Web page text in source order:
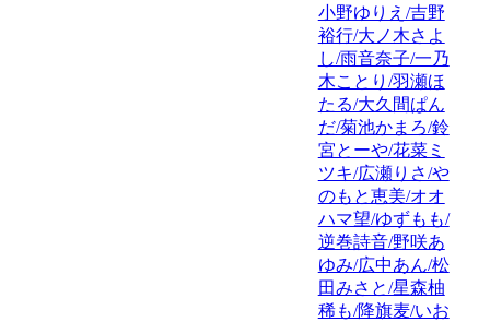
小野ゆりえ/吉野
裕行/大ノ木さよ
し/雨音奈子/一乃
木ことり/羽瀬ほ
たる/大久間ぱん
だ/菊池かまろ/鈴
宮とーや/花菜ミ
ツキ/広瀬りさ/や
のもと恵美/オオ
ハマ望/ゆずもも/
逆巻詩音/野咲あ
ゆみ/広中あん/松
田みさと/星森柚
稀も/降旗麦/いお